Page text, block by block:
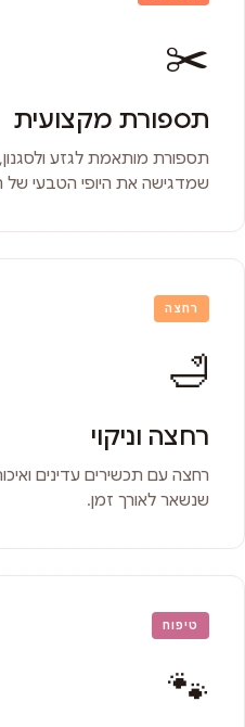
✂️
תספורת מקצועית
תספורת מותאמת לגזע
שמדגישה את היופי הטבעי של
רחצה
🛁
רחצה וניקוי
רחצה עם תכשירים עדינים
שנשאר לאורך זמן.
טיפוח
🐾